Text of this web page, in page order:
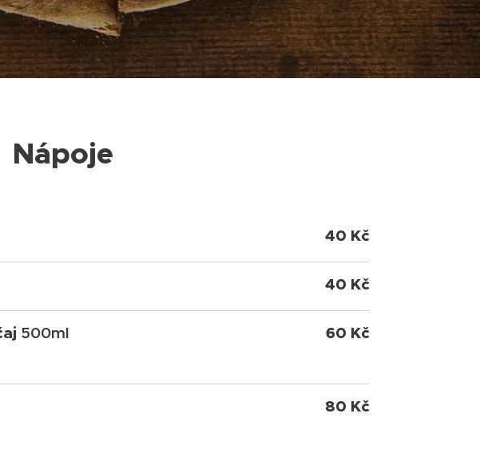
Nápoje
40 Kč
40 Kč
500ml 60 Kč
80 Kč